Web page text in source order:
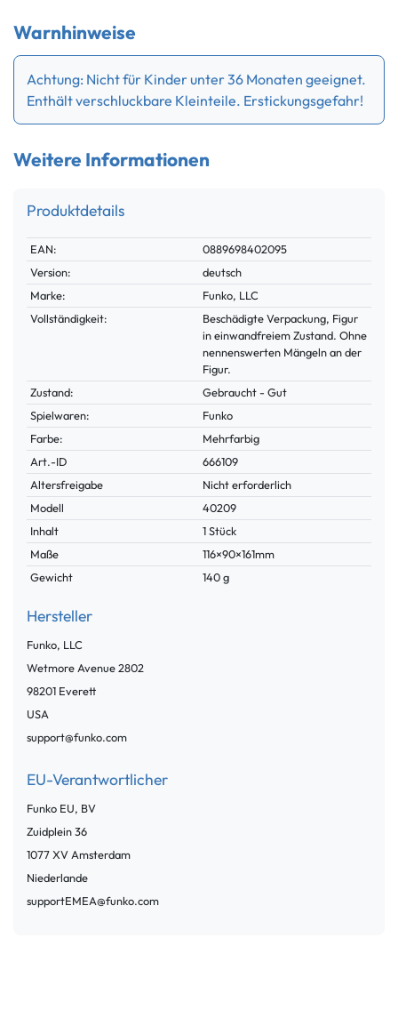
Warnhinweise
Achtung: Nicht für Kinder unter 36 Monaten geeignet.
Enthält verschluckbare Kleinteile. Erstickungsgefahr!
Weitere Informationen
Produktdetails
Technisches
Merkmal
Wert
EAN:
0889698402095
Version:
deutsch
Marke:
Funko, LLC
Vollständigkeit:
Beschädigte Verpackung, Figur
in einwandfreiem Zustand. Ohne
nennenswerten Mängeln an der
Figur.
Zustand:
Gebraucht - Gut
Spielwaren:
Funko
Farbe:
Mehrfarbig
Technisches
Merkmal
Wert
Art.-ID
666109
Altersfreigabe
Nicht erforderlich
Modell
40209
Inhalt
1 Stück
Maße
116×90×161mm
Gewicht
140 g
Hersteller
Funko, LLC
Wetmore Avenue2802
98201 Everett
USA
support@funko.com
EU-Verantwortlicher
Funko EU, BV
Zuidplein36
1077 XV Amsterdam
Niederlande
supportEMEA@funko.com